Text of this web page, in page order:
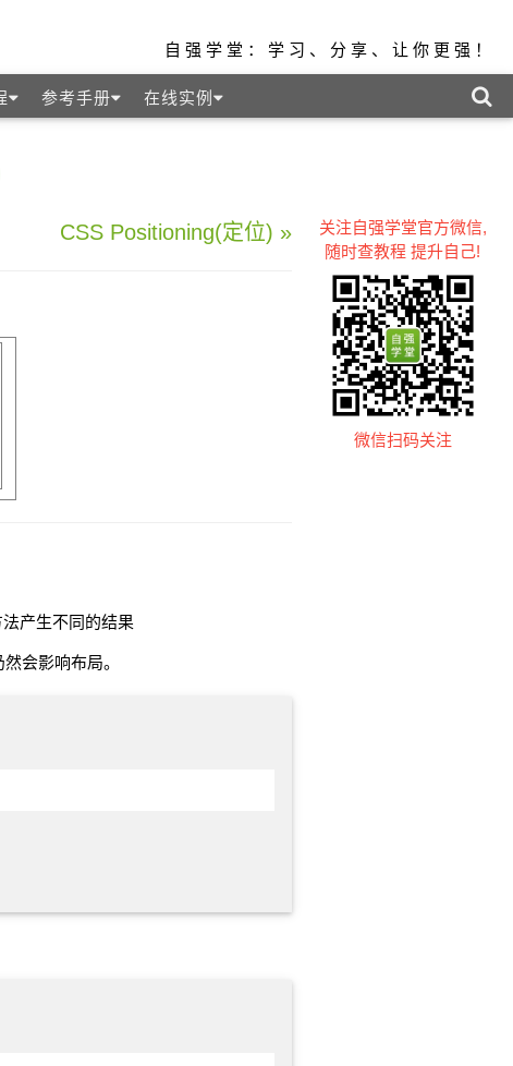
自强学堂：学习、分享、让你更强！
参考手册 在线实例
CSS Positioning(定位) »
产生不同的结果
会影响布局。
关注自强学堂官方微信,
随时查教程 提升自己!
微信扫码关注